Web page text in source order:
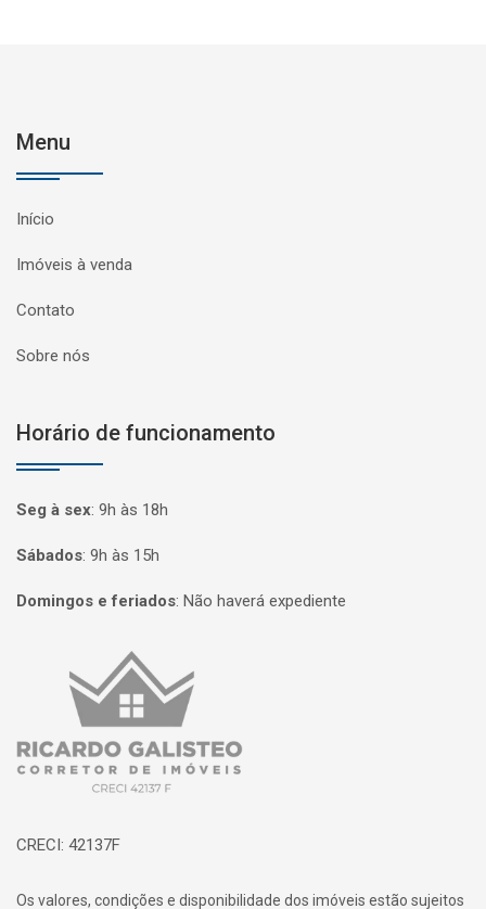
Menu
Início
Imóveis à venda
Contato
Sobre nós
Horário de funcionamento
Seg à sex: 9h às 18h
Sábados: 9h às 15h
Domingos e feriados: Não haverá expediente
Página inicial
CRECI: 42137F
Os valores, condições e disponibilidade dos imóveis estão sujeitos